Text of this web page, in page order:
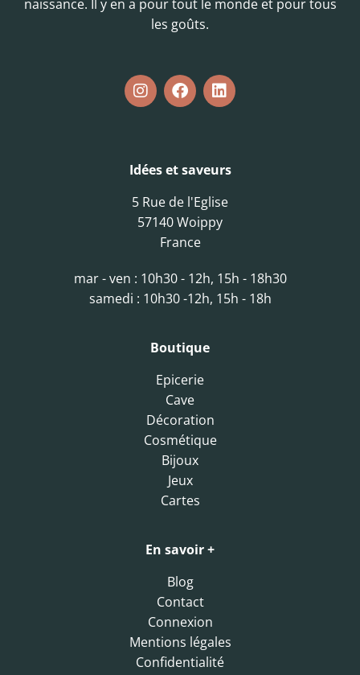
naissance. Il y en a pour tout le monde et pour tous
les goûts.
Idées et saveurs
5 Rue de l'Eglise
57140 Woippy
France
mar - ven : 10h30 - 12h, 15h - 18h30
samedi : 10h30 -12h, 15h - 18h
Boutique
Epicerie
Cave
Décoration
Cosmétique
Bijoux
Jeux
Cartes
En savoir +
Blog
Contact
Connexion
Mentions légales
Confidentialité